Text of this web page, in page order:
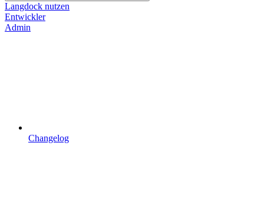
Langdock nutzen
Entwickler
Admin
Changelog